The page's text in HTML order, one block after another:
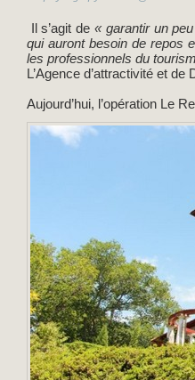
Il s’agit de« garantir un
qui auront besoin de repos
les professionnels du
L’Agence d’attractivité et
Aujourd’hui, l’opération Le